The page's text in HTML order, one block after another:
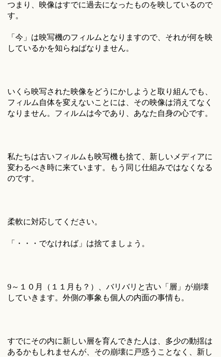
つまり、映像はすでに過去になったものを映しているので
す。
「今」は映写機のフィルムとなりますので、それが何を映
しているかを知らねばなりません。
いくら映写された映像をどうにかしようと取り組んでも、
フィルム自体を変えないことには、その映像は消えてなく
なりません。フィルムは今であり、あなた自身の心です。
私たちは古いフィルムも映写機も捨て、新しいメディアに
変わるべき時に来ています。もう同じ仕組みではなくなる
のです。
柔軟に対応してください。
「・・・でなければ」は捨てましょう。
9～１０月（１１月も？）、バリバリと古い「層」が崩壊
していきます。外側の事象も個人の内面の事情も。
すでにその内に新しい層を育んできた人は、多少の動揺は
あるかもしれませんが、その崩壊に戸惑うことなく、新し